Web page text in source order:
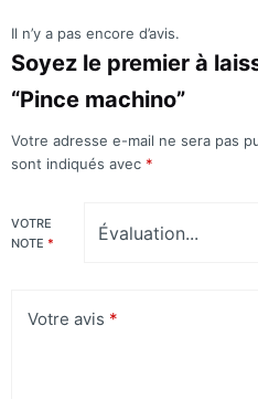
Il n’y a pas encore d’avis.
Soyez le premier à
“Pince machino”
Votre adresse e-mail ne sera pas
sont indiqués avec *
VOTRE
NOTE *
Votre avis *